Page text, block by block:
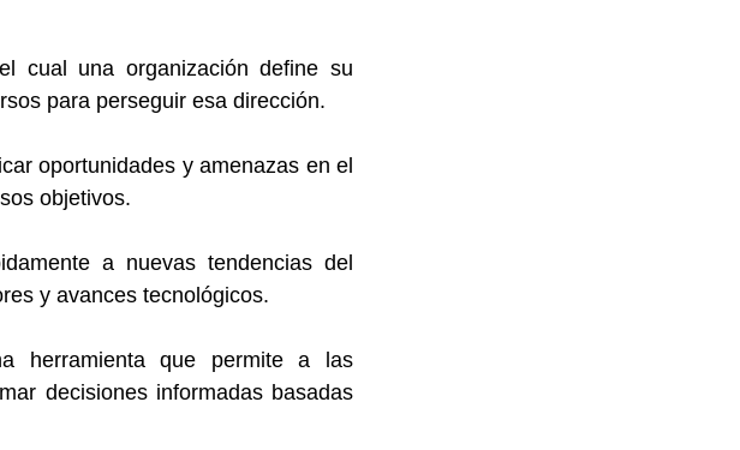
cual una organización define su
para perseguir esa dirección.
oportunidades y amenazas en el
objetivos.
a nuevas tendencias del
y avances tecnológicos.
herramienta que permite a las
decisiones informadas basadas